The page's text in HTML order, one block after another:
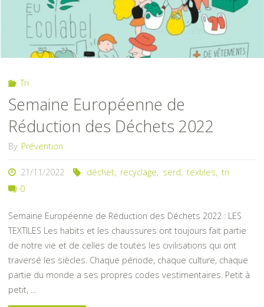
Tri
Semaine Européenne de
Réduction des Déchets 2022
By Prévention
21/11/2022 déchet, recyclage, serd, textiles, tri
0
Semaine Européenne de Réduction des Déchets 2022 : LES
TEXTILES Les habits et les chaussures ont toujours fait partie
de notre vie et de celles de toutes les civilisations qui ont
traversé les siècles. Chaque période, chaque culture, chaque
partie du monde a ses propres codes vestimentaires. Petit à
petit, …